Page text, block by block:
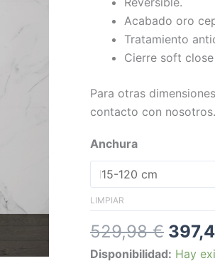
Acabado oro
Tratamiento
Cierre soft close
Para otras
contacto con
Anchura
LIMPIAR
529,98€
Disponibilidad: Hay
cantidad